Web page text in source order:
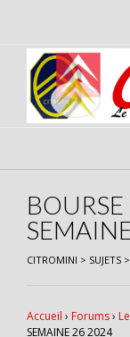
content
CITROMINI > SUJETS >
Accueil › Forums›
SEMAINE 26 2024